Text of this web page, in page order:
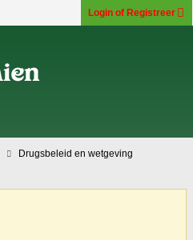
Login of Registreer
Drugsbeleid en wetgeving